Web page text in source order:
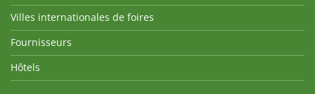
Villes internationales de foires
Fournisseurs
Hôtels